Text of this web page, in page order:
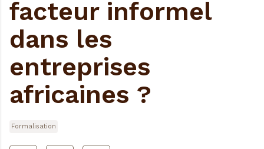
facteur informel
dans les
entreprises
africaines ?
Formalisation